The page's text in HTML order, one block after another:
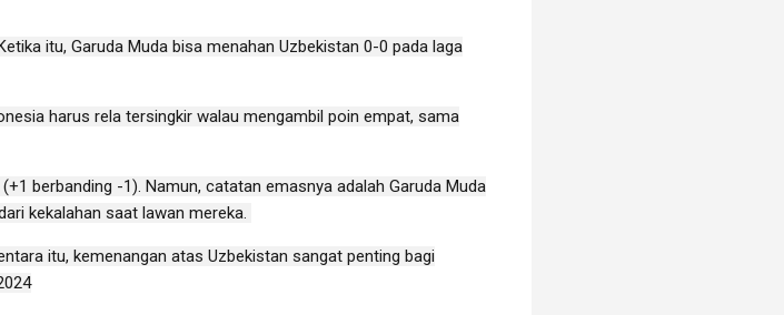
itu, Garuda Muda bisa menahan Uzbekistan 0-0 pada laga
harus rela tersingkir walau mengambil poin empat, sama
berbanding -1). Namun, catatan emasnya adalah Garuda Muda
kekalahan saat lawan mereka.
itu, kemenangan atas Uzbekistan sangat penting bagi